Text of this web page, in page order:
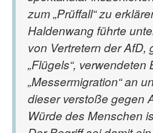
zum „Prüffall“ zu
Haldenwang führte
von Vertretern der AfD,
„Flügels“, verwendeten
„Messermigration“ an
dieser verstoße gegen
Würde des Menschen